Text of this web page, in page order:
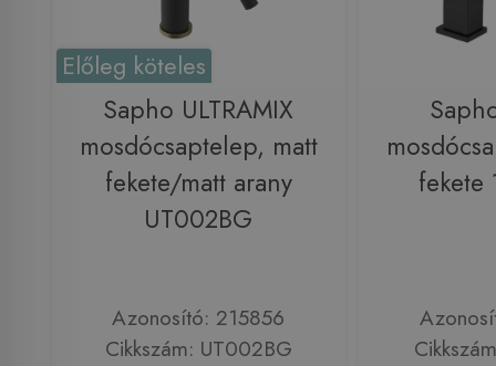
Előleg köteles
Sapho ULTRAMIX
mosdócsaptelep, matt
fekete/matt arany
UT002BG
Azonosító: 215856
Cikkszám: UT002BG
fekete